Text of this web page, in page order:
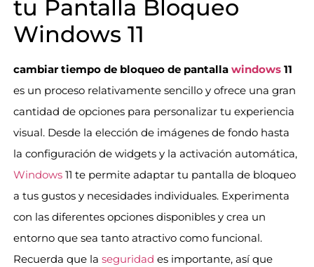
tu Pantalla Bloqueo
Windows 11
cambiar tiempo de bloqueo de pantalla windows11
es un proceso relativamente sencillo y ofrece una gran
cantidad de opciones para personalizar tu experiencia
visual. Desde la elección de imágenes de fondo hasta
la configuración de widgets y la activación automática,
Windows11 te permite adaptar tu pantalla de bloqueo
a tus gustos y necesidades individuales. Experimenta
con las diferentes opciones disponibles y crea un
entorno que sea tanto atractivo como funcional.
Recuerda que la seguridad es importante, así que